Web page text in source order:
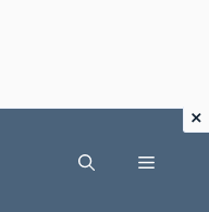
Menu